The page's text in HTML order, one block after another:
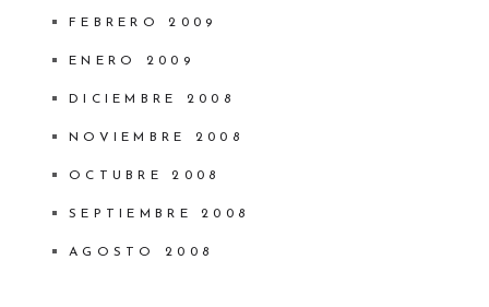
FEBRERO 2009
ENERO 2009
DICIEMBRE 2008
NOVIEMBRE 2008
OCTUBRE 2008
SEPTIEMBRE 2008
AGOSTO 2008